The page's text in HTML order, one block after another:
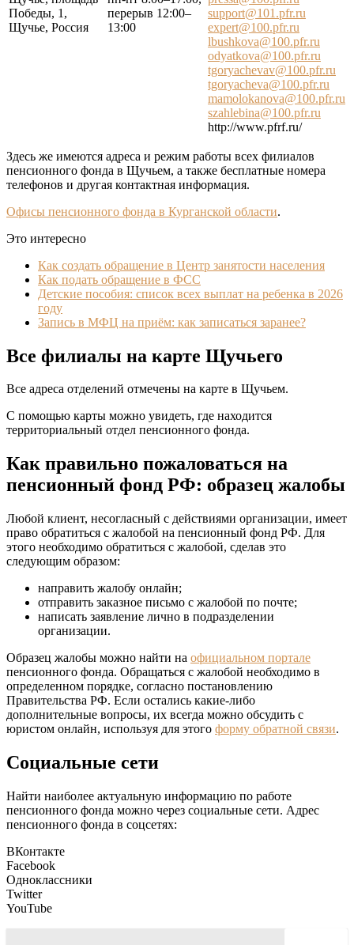
Победы, 1,
Щучье, Россия
перерыв 12:00–
13:00
support@101.pfr.ru
expert@100.pfr.ru
lbushkova@100.pfr.ru
odyatkova@100.pfr.ru
tgoryachevav@100.pfr.ru
tgoryacheva@100.pfr.ru
mamolokanova@100.pfr.ru
szahlebina@100.pfr.ru
http://www.pfrf.ru/
Здесь же имеются адреса и режим работы всех филиалов
пенсионного фонда в Щучьем, а также бесплатные номера
телефонов и другая контактная информация.
Офисы пенсионного фонда в Курганской области.
Это интересно
Как создать обращение в Центр занятости населения
Как подать обращение в ФСС
Детские пособия: список всех выплат на ребенка в 2026
году
Запись в МФЦ на приём: как записаться заранее?
Все филиалы на карте Щучьего
Все адреса отделений отмечены на карте в Щучьем.
С помощью карты можно увидеть, где находится
территориальный отдел пенсионного фонда.
Как правильно пожаловаться на
пенсионный фонд РФ: образец жалобы
Любой клиент, несогласный с действиями организации, имеет
право обратиться с жалобой на пенсионный фонд РФ. Для
этого необходимо обратиться с жалобой, сделав это
следующим образом:
направить жалобу онлайн;
отправить заказное письмо с жалобой по почте;
написать заявление лично в подразделении
организации.
Образец жалобы можно найти на официальном портале
пенсионного фонда. Обращаться с жалобой необходимо в
определенном порядке, согласно постановлению
Правительства РФ. Если остались какие-либо
дополнительные вопросы, их всегда можно обсудить с
юристом онлайн, используя для этого форму обратной связи.
Социальные сети
Найти наиболее актуальную информацию по работе
пенсионного фонда можно через социальные сети. Адрес
пенсионного фонда в соцсетях:
ВКонтакте
Facebook
Одноклассники
Twitter
YouTube